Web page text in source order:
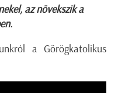
az növekszik a
a Görögkatolikus